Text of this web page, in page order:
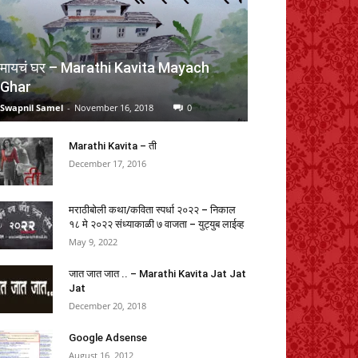
First Library Set of 10 Board Books
Kids, Early Learning Book for Babies &
Alphabets, Body Parts,
1-3 Years (Kids' First Library
Set)
(4551547)
More info
मायचं घर – Marathi Kavita Mayach
Ghar
Swapnil Samel - November 16, 2018 0
Marathi Kavita – ती
December 17, 2016
मराठीबोली कथा/कविता स्पर्धा २०२२ – निकाल
१८ मे २०२२ संध्याकाळी ७ वाजता – युट्युब लाईव्ह
May 9, 2022
जात जात जात .. – Marathi Kavita Jat Jat
Jat
December 20, 2018
Google Adsense
August 16, 2012